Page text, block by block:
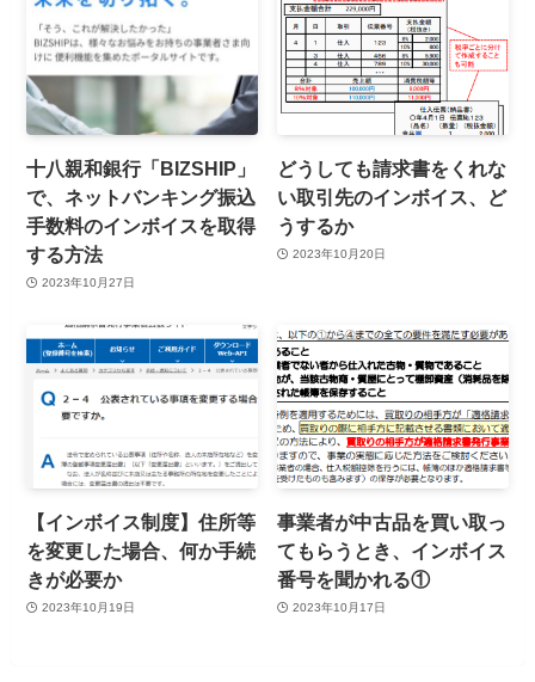
十八親和銀行「BIZSHIP」
で、ネットバンキング振込
手数料のインボイスを取得
する方法
2023年10月27日
どうしても請求書をくれな
い取引先のインボイス、ど
うするか
2023年10月20日
【インボイス制度】住所等
を変更した場合、何か手続
きが必要か
2023年10月19日
事業者が中古品を買い取っ
てもらうとき、インボイス
番号を聞かれる①
2023年10月17日